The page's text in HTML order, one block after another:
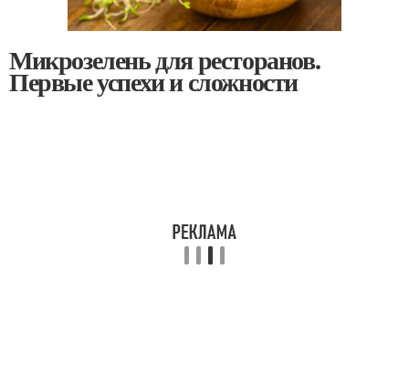
Микрозелень для ресторанов.
Первые успехи и сложности